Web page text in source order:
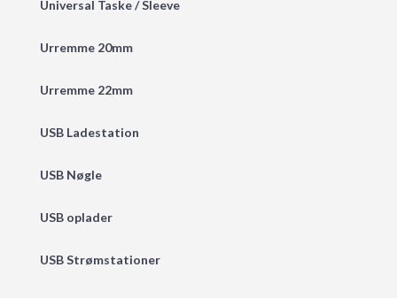
Universal Taske / Sleeve
Urremme 20mm
Urremme 22mm
USB Ladestation
USB Nøgle
USB oplader
USB Strømstationer